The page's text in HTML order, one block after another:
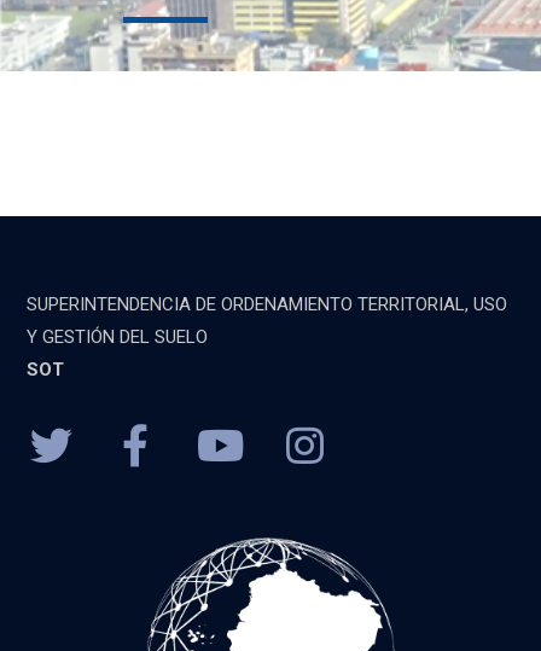
SUPERINTENDENCIA DE ORDENAMIENTO TERRITORIAL, USO
Y GESTIÓN DEL SUELO
SOT